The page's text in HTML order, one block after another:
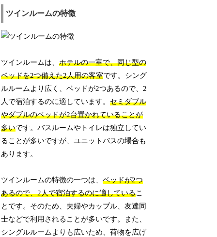
ツインルームの特徴
ツインルームは、ホテルの一室で、同じ型の
ベッドを2つ備えた2人用の客室です。シング
ルルームより広く、ベッドが2つあるので、2
人で宿泊するのに適しています。セミダブル
やダブルのベッドが2台置かれていることが
多いです。バスルームやトイレは独立してい
ることが多いですが、ユニットバスの場合も
あります。
ツインルームの特徴の一つは、ベッドが2つ
あるので、2人で宿泊するのに適しているこ
とです。そのため、夫婦やカップル、友達同
士などで利用されることが多いです。また、
シングルルームよりも広いため、荷物を広げ